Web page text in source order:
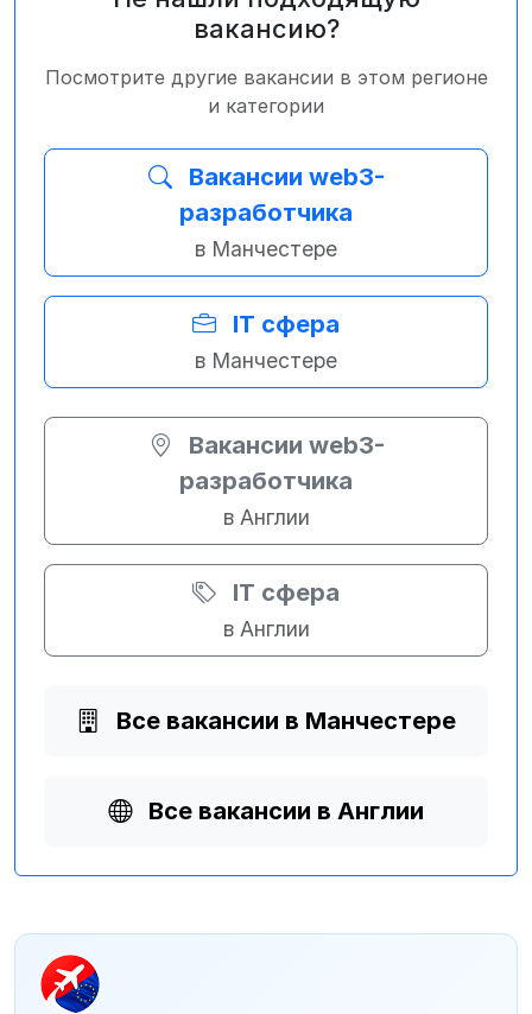
вакансию?
Посмотрите другие вакансии в этом регионе
и категории
Вакансии web3-
разработчика
в Манчестере
IT сфера
в Манчестере
Вакансии web3-
разработчика
в Англии
IT сфера
в Англии
Все вакансии в Манчестере
Все вакансии в Англии